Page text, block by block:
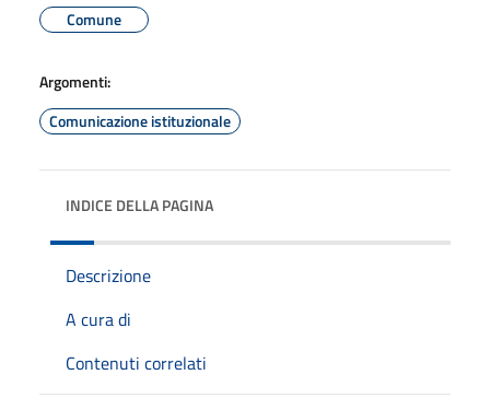
Comune
Argomenti:
Comunicazione istituzionale
INDICE DELLA PAGINA
Descrizione
A cura di
Contenuti correlati